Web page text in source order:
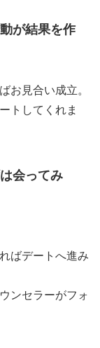
が結果を作
お見合い成立。
トしてくれま
会ってみ
ばデートへ進み
ンセラーがフォ